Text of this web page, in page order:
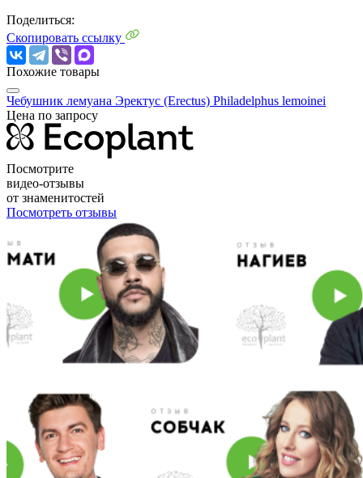
Поделиться:
Скопировать ссылку
Похожие товары
Чебушник лемуана Эректус (Erectus) Philadelphus lemoinei
Цена по запросу
Посмотрите
видео-отзывы
от знаменитостей
Посмотреть отзывы